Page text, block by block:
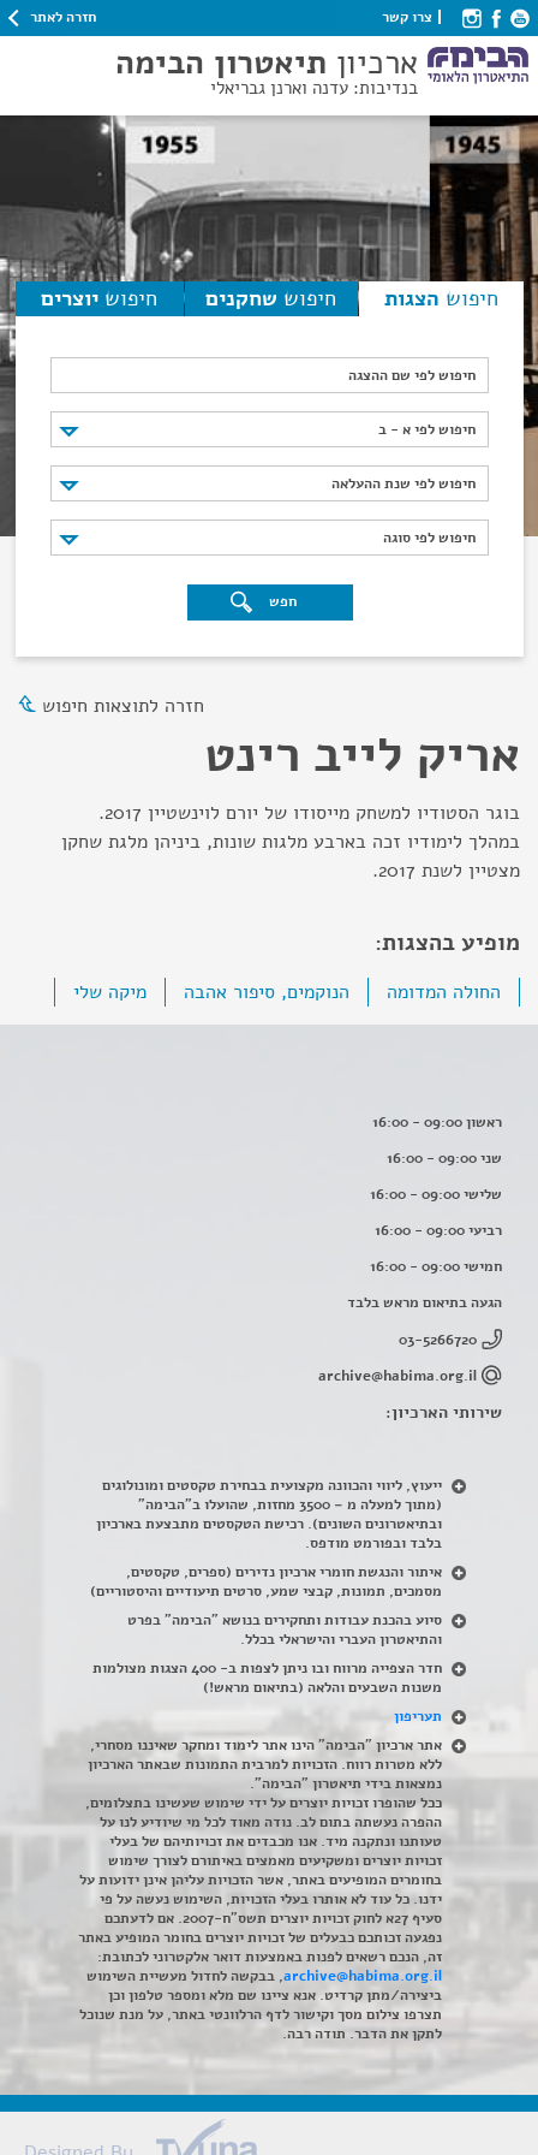
צרו קשר חזרה לאתר
ארכיון תיאטרון הבימה
בנדיבות: עדנה וארנן גבריאלי
חיפוש הצגות חיפוש שחקנים חיפוש יוצרים
חיפוש לפי שם ההצגה
חיפוש לפי א - ב
חיפוש לפי א - ב
חיפוש לפי שנת ההעלאה
חיפוש לפי שנת ההעלאה
חיפוש לפי סוגה
חיפוש לפי סוגה
חפש
חזרה לתוצאות חיפוש
אריק לייב רינט
בוגר הסטודיו למשחק מייסודו של יורם לוינשטיין 2017.
במהלך לימודיו זכה בארבע מלגות שונות, ביניהן מלגת שחקן
מצטיין לשנת 2017.
מופיע בהצגות:
החולה המדומה הנוקמים, סיפור אהבה מיקה שלי
ראשון 09:00 - 16:00
שני 09:00 - 16:00
שלישי 09:00 - 16:00
רביעי 09:00 - 16:00
חמישי 09:00 - 16:00
הגעה בתיאום מראש בלבד
03-5266720
archive@habima.org.il
שירותי הארכיון:
ייעוץ, ליווי והכוונה מקצועית בבחירת טקסטים ומונולוגים
(מתוך למעלה מ – 3500 מחזות, שהועלו ב"הבימה"
ובתיאטרונים השונים). רכישת הטקסטים מתבצעת בארכיון
בלבד ובפורמט מודפס.
איתור והנגשת חומרי ארכיון נדירים (ספרים, טקסטים,
מסמכים, תמונות, קבצי שמע, סרטים תיעודיים והיסטוריים)
סיוע בהכנת עבודות ותחקירים בנושא "הבימה" בפרט
והתיאטרון העברי והישראלי בכלל.
חדר הצפייה מרווח ובו ניתן לצפות ב- 400 הצגות מצולמות
משנות השבעים והלאה (בתיאום מראש!)
תעריפון
אתר ארכיון "הבימה" הינו אתר לימוד ומחקר שאיננו מסחרי,
ללא מטרות רווח. הזכויות למרבית התמונות שבאתר הארכיון
נמצאות בידי תיאטרון "הבימה".
ככל שהופרו זכויות יוצרים על ידי שימוש שעשינו בתצלומים,
ההפרה נעשתה בתום לב. נודה מאוד לכל מי שיודיע לנו על
טעותנו ונתקנה מיד. אנו מכבדים את זכויותיהם של בעלי
זכויות יוצרים ומשקיעים מאמצים באיתורם לצורך שימוש
בחומרים המופיעים באתר, אשר הזכויות עליהן אינן ידועות על
ידנו. כל עוד לא אותרו בעלי הזכויות, השימוש נעשה על פי
סעיף 27א לחוק זכויות יוצרים תשס"ח-2007. אם לדעתכם
נפגעה זכותכם כבעלים של זכויות יוצרים בחומר המופיע באתר
זה, הנכם רשאים לפנות באמצעות דואר אלקטרוני לכתובת:
archive@habima.org.il, בבקשה לחדול מעשיית השימוש
ביצירה/מתן קרדיט. אנא ציינו שם מלא ומספר טלפון וכן
תצרפו צילום מסך וקישור לדף הרלוונטי באתר, על מנת שנוכל
לתקן את הדבר. תודה רבה.